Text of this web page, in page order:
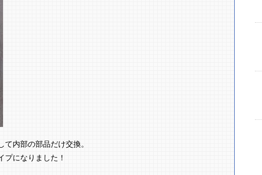
内部の部品だけ交換。
プになりました！